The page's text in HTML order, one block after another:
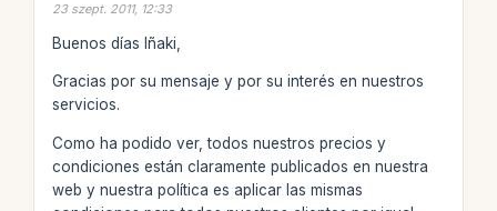
23 szept. 2011, 12:33
Buenos días Iñaki,
Gracias por su mensaje y por su interés en nuestros
servicios.
Como ha podido ver, todos nuestros precios y
condiciones están claramente publicados en nuestra
web y nuestra política es aplicar las mismas